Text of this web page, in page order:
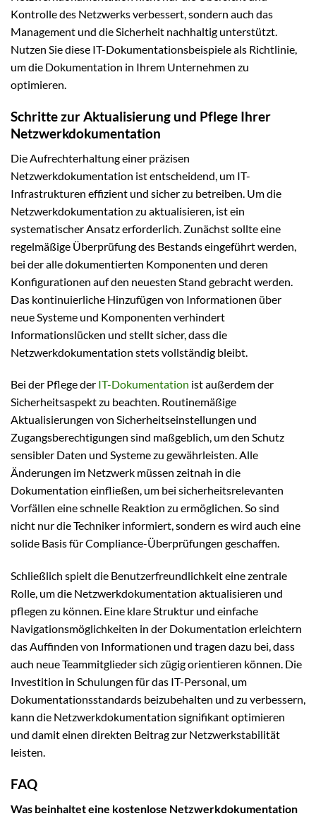
Kontrolle des Netzwerks verbessert, sondern auch das
Management und die Sicherheit nachhaltig unterstützt.
Nutzen Sie diese IT-Dokumentationsbeispiele als Richtlinie,
um die Dokumentation in Ihrem Unternehmen zu
optimieren.
Schritte zur Aktualisierung und Pflege Ihrer
Netzwerkdokumentation
Die Aufrechterhaltung einer präzisen
Netzwerkdokumentation ist entscheidend, um IT-
Infrastrukturen effizient und sicher zu betreiben. Um die
Netzwerkdokumentation zu aktualisieren, ist ein
systematischer Ansatz erforderlich. Zunächst sollte eine
regelmäßige Überprüfung des Bestands eingeführt werden,
bei der alle dokumentierten Komponenten und deren
Konfigurationen auf den neuesten Stand gebracht werden.
Das kontinuierliche Hinzufügen von Informationen über
neue Systeme und Komponenten verhindert
Informationslücken und stellt sicher, dass die
Netzwerkdokumentation stets vollständig bleibt.
Bei der Pflege der IT-Dokumentation ist außerdem der
Sicherheitsaspekt zu beachten. Routinemäßige
Aktualisierungen von Sicherheitseinstellungen und
Zugangsberechtigungen sind maßgeblich, um den Schutz
sensibler Daten und Systeme zu gewährleisten. Alle
Änderungen im Netzwerk müssen zeitnah in die
Dokumentation einfließen, um bei sicherheitsrelevanten
Vorfällen eine schnelle Reaktion zu ermöglichen. So sind
nicht nur die Techniker informiert, sondern es wird auch eine
solide Basis für Compliance-Überprüfungen geschaffen.
Schließlich spielt die Benutzerfreundlichkeit eine zentrale
Rolle, um die Netzwerkdokumentation aktualisieren und
pflegen zu können. Eine klare Struktur und einfache
Navigationsmöglichkeiten in der Dokumentation erleichtern
das Auffinden von Informationen und tragen dazu bei, dass
auch neue Teammitglieder sich zügig orientieren können. Die
Investition in Schulungen für das IT-Personal, um
Dokumentationsstandards beizubehalten und zu verbessern,
kann die Netzwerkdokumentation signifikant optimieren
und damit einen direkten Beitrag zur Netzwerkstabilität
leisten.
FAQ
Was beinhaltet eine kostenlose Netzwerkdokumentation